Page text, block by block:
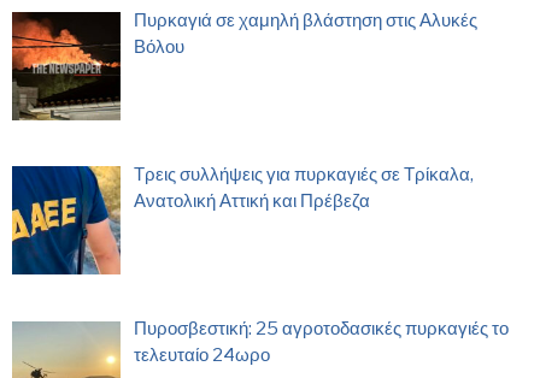
Πυρκαγιά σε χαμηλή βλάστηση στις Αλυκές
Βόλου
Τρεις συλλήψεις για πυρκαγιές σε Τρίκαλα,
Ανατολική Αττική και Πρέβεζα
Πυροσβεστική: 25 αγροτοδασικές πυρκαγιές το
τελευταίο 24ωρο